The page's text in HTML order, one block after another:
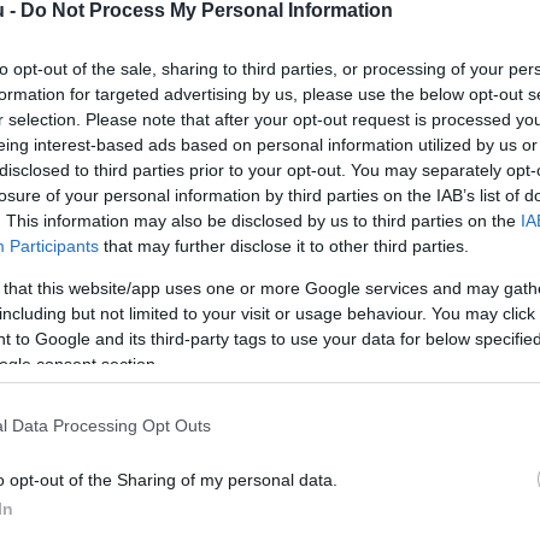
- Do Not Process My Personal Information
opt-out of the sale, sharing to third parties, or processing of your
for targeted advertising by us, please use the below opt-out
selection. Please note that after your opt-out request is processed
interest-based ads based on personal information utilized by us
to third parties prior to your opt-out. You may separately
of your personal information by third parties on the IAB’s list of
This information may also be disclosed by us to third parties on the
Participants that may further disclose it to other third parties.
that this website/app uses one or more Google services and may
but not limited to your visit or usage behaviour. You may
to Google and its third-party tags to use your data for below
consent section.
Data Processing Opt Outs
opt-out of the Sharing of my personal data.
2025 második negyedévében a
az előző év azonos időszakitól.
kiigazított adatok alapján a
áron 1,1 százalékkal mérséklődött -
Németországból is rossz hírek